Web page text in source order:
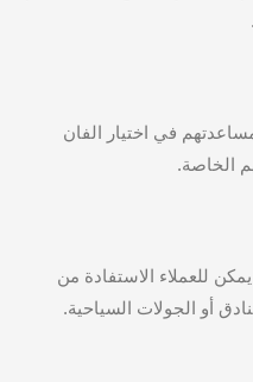
في اختيار الفان
الخاصة.
للعملاء الاستفادة من
أو الجولات السياحية.